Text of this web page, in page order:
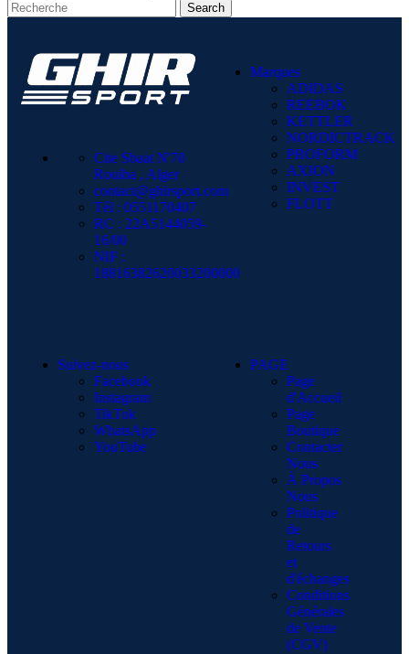
Search
Cite Sbaat N'70
Rouiba , Alger
contact@ghirsport.com
Tél : 0551170407
RC : 22A5144059-
16/00
NIF :
18816382620033200000
Marques
ADIDAS
REEBOK
KETTLER
NORDICTRACK
PROFORM
AXION
INVEST
FLOTT
Suivez-nous
Facebook
Instagram
TikTok
WhatsApp
YouTube
PAGE
Page
d'Accueil
Page
Boutique
Contacter
Nous
À Propos
Nous
Politique
de
Retours
et
d'échanges
Conditions
Générales
de Vente
(CGV)